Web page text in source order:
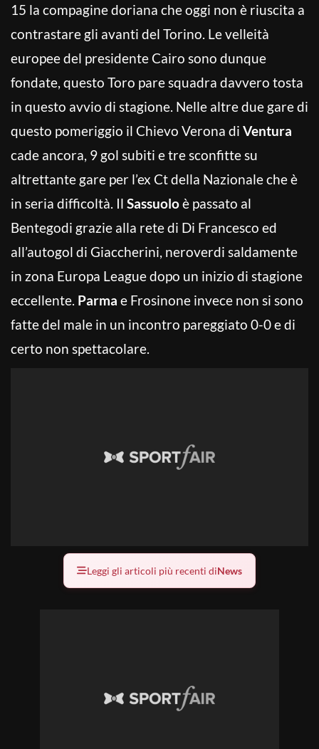
15 la compagine doriana che oggi non è riuscita a
contrastare gli avanti del Torino. Le velleità
europee del presidente Cairo sono dunque
fondate, questo Toro pare squadra davvero tosta
in questo avvio di stagione. Nelle altre due gare di
questo pomeriggio il Chievo Verona di Ventura
cade ancora, 9 gol subiti e tre sconfitte su
altrettante gare per l’ex Ct della Nazionale che è
in seria difficoltà. Il Sassuoloè passato al
Bentegodi grazie alla rete di Di Francesco ed
all’autogol di Giaccherini, neroverdi saldamente
in zona Europa League dopo un inizio di stagione
eccellente. Parma e Frosinone invece non si sono
fatte del male in un incontro pareggiato 0-0 e di
certo non spettacolare.
Leggi gli articoli più recenti diNews